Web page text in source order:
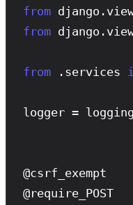
from
from
from .services
logger =
@csrf_exempt
@require_POST